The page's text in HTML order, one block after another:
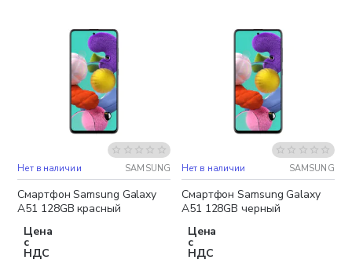
Бесплатная доставка
Нет в наличии SAMSUNG
Смартфон Samsung Galaxy
A51 128GB красный
Цена
с
НДС
Бесплатная доставка
Нет в наличии SAMSUNG
Смартфон Samsung Galaxy
A51 128GB черный
Цена
с
НДС